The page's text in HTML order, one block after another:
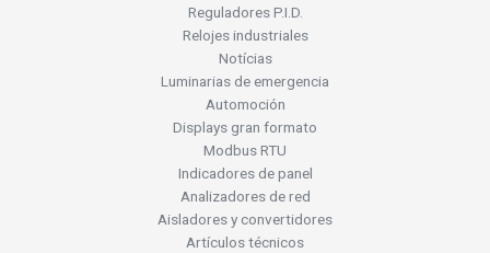
Reguladores P.I.D.
Relojes industriales
Notícias
Luminarias de emergencia
Automoción
Displays gran formato
Modbus RTU
Indicadores de panel
Analizadores de red
Aisladores y convertidores
Artículos técnicos